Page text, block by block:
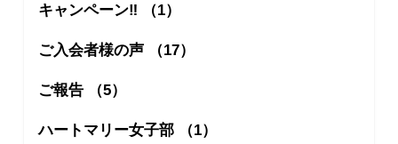
キャンペーン‼︎ （1）
ご入会者様の声 （17）
ご報告 （5）
ハートマリー女子部 （1）